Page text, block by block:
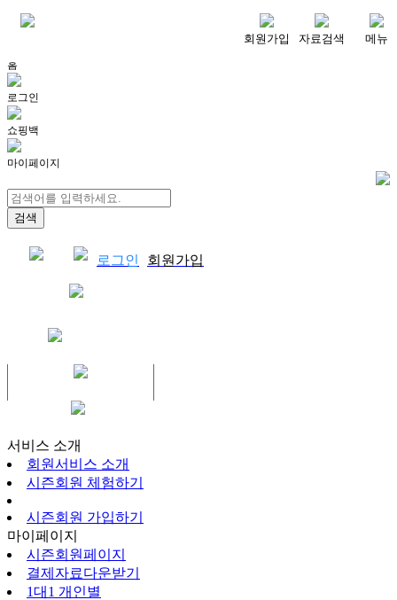
회원가입 자료검색 메뉴
홈
로그인
쇼핑백
마이페이지
로그인 회원가입
서비스 소개
회원서비스 소개
시즌회원 체험하기
시즌회원 가입하기
마이페이지
시즌회원페이지
결제자료다운받기
1대1 개인별